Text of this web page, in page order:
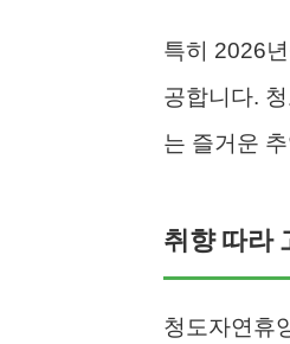
특히 2026
공합니다.
는 즐거운
취향 따라
청도자연휴